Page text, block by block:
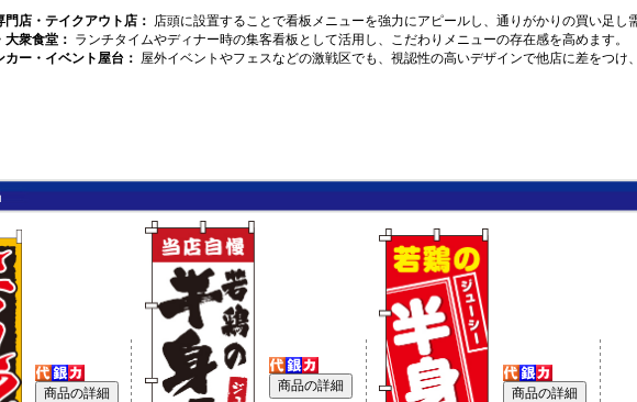
門店・テイクアウト店： 店頭に設置することで看板メニューを強力にアピールし、通りがかりの買い足し
大衆食堂： ランチタイムやディナー時の集客看板として活用し、こだわりメニューの存在感を高めます。
カー・イベント屋台： 屋外イベントやフェスなどの激戦区でも、視認性の高いデザインで他店に差をつけ